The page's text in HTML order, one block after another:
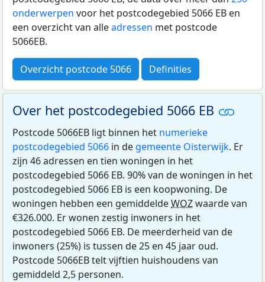
onderwerpen voor het postcodegebied 5066 EB en
een overzicht van alleadressen met postcode
5066EB.
Overzicht postcode 5066 Definities
Over het postcodegebied 5066 EB
Postcode 5066EB ligt binnen het numerieke
postcodegebied 5066 in de gemeente Oisterwijk. Er
zijn 46 adressen en tien woningen in het
postcodegebied 5066 EB. 90% van de woningen in het
postcodegebied 5066 EB is een koopwoning. De
woningen hebben een gemiddeldeWOZwaarde van
€326.000. Er wonen zestig inwoners in het
postcodegebied 5066 EB. De meerderheid van de
inwoners (25%) is tussen de 25 en 45 jaar oud.
Postcode 5066EB telt vijftien huishoudens van
gemiddeld 2,5 personen.